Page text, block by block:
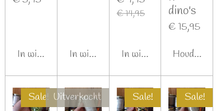
In winkelwagenIn winkelwagen
€ 14,95
In winkelwagen
dino's
€ 15,95
Houd mij
Sale! Uitverkocht Sale! Sale!